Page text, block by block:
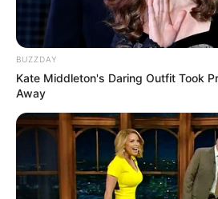
BUZZDAY
Kate Middleton's Daring Outfit Took
Away